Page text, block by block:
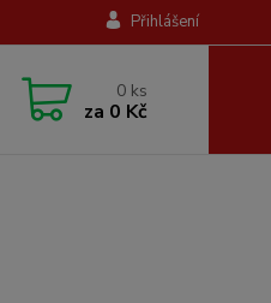
Přihlášení
0 ks
za 0 Kč